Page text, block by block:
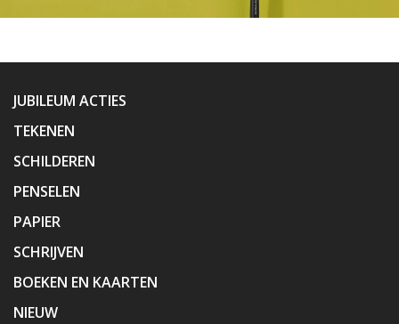
JUBILEUM ACTIES
TEKENEN
SCHILDEREN
PENSELEN
PAPIER
SCHRIJVEN
BOEKEN EN KAARTEN
NIEUW